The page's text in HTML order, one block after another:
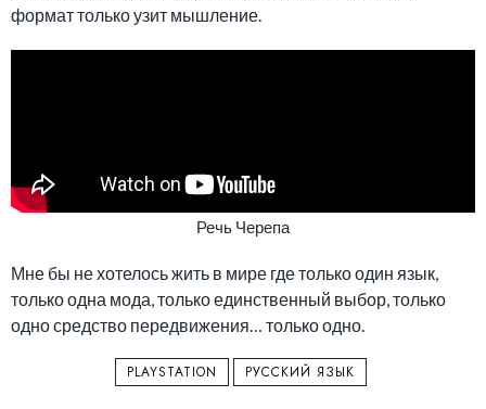
формат только узит мышление.
Речь Черепа
Мне бы не хотелось жить в мире где только один язык,
только одна мода, только единственный выбор, только
одно средство передвижения… только одно.
PLAYSTATION РУССКИЙ ЯЗЫК